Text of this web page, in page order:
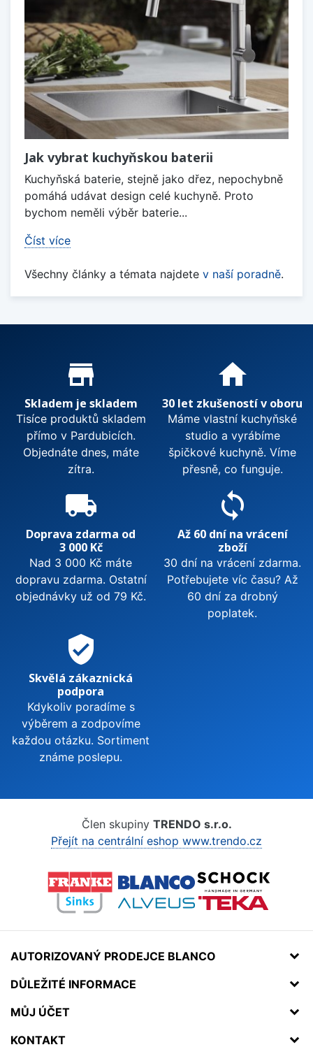
Jak vybrat kuchyňskou baterii
Kuchyňská baterie, stejně jako dřez, nepochybně
pomáhá udávat design celé kuchyně. Proto
bychom neměli výběr baterie...
Číst více
Všechny články a témata najdete v naší poradně.
Proč nakupovat u nás?
store_mall_directory
Skladem je skladem
Tisíce produktů skladem
přímo v Pardubicích.
Objednáte dnes, máte
zítra.
home
30 let zkušeností v oboru
Máme vlastní kuchyňské
studio a vyrábíme
špičkové kuchyně. Víme
přesně, co funguje.
local_shipping
Doprava zdarma od
3 000 Kč
Nad 3 000 Kč máte
dopravu zdarma. Ostatní
objednávky už od 79 Kč.
sync
Až 60 dní na vrácení
zboží
30 dní na vrácení zdarma.
Potřebujete víc času? Až
60 dní za drobný
poplatek.
verified_user
Skvělá zákaznická
podpora
Kdykoliv poradíme s
výběrem a zodpovíme
každou otázku. Sortiment
známe poslepu.
Člen skupiny TRENDO s.r.o.
Přejít na centrální eshop www.trendo.cz
AUTORIZOVANÝ PRODEJCE BLANCO
DŮLEŽITÉ INFORMACE
MŮJ ÚČET
KONTAKT